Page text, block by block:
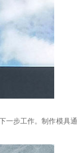
步工作。制作模具